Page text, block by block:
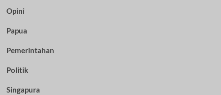
Opini
Papua
Pemerintahan
Politik
Singapura